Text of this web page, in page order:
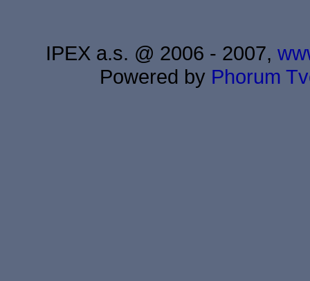
IPEX a.s. @ 2006 - 2007,
Powered by Phorum